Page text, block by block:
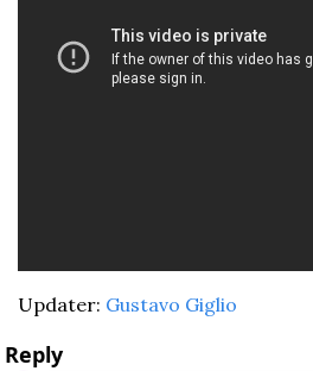
Updater: Gustavo Giglio
Reply